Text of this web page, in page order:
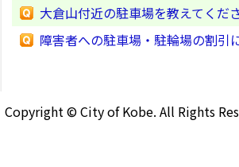
大倉山付近の駐車場を教えてくだ
障害者への駐車場・駐輪場の割引
Copyright © City of Kobe. All Rights